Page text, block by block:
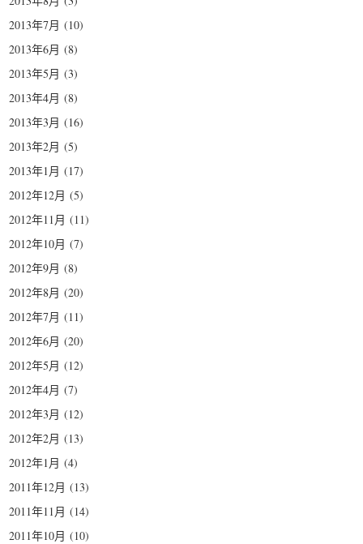
2013年7月 (10)
2013年6月 (8)
2013年5月 (3)
2013年4月 (8)
2013年3月 (16)
2013年2月 (5)
2013年1月 (17)
2012年12月 (5)
2012年11月 (11)
2012年10月 (7)
2012年9月 (8)
2012年8月 (20)
2012年7月 (11)
2012年6月 (20)
2012年5月 (12)
2012年4月 (7)
2012年3月 (12)
2012年2月 (13)
2012年1月 (4)
2011年12月 (13)
2011年11月 (14)
2011年10月 (10)